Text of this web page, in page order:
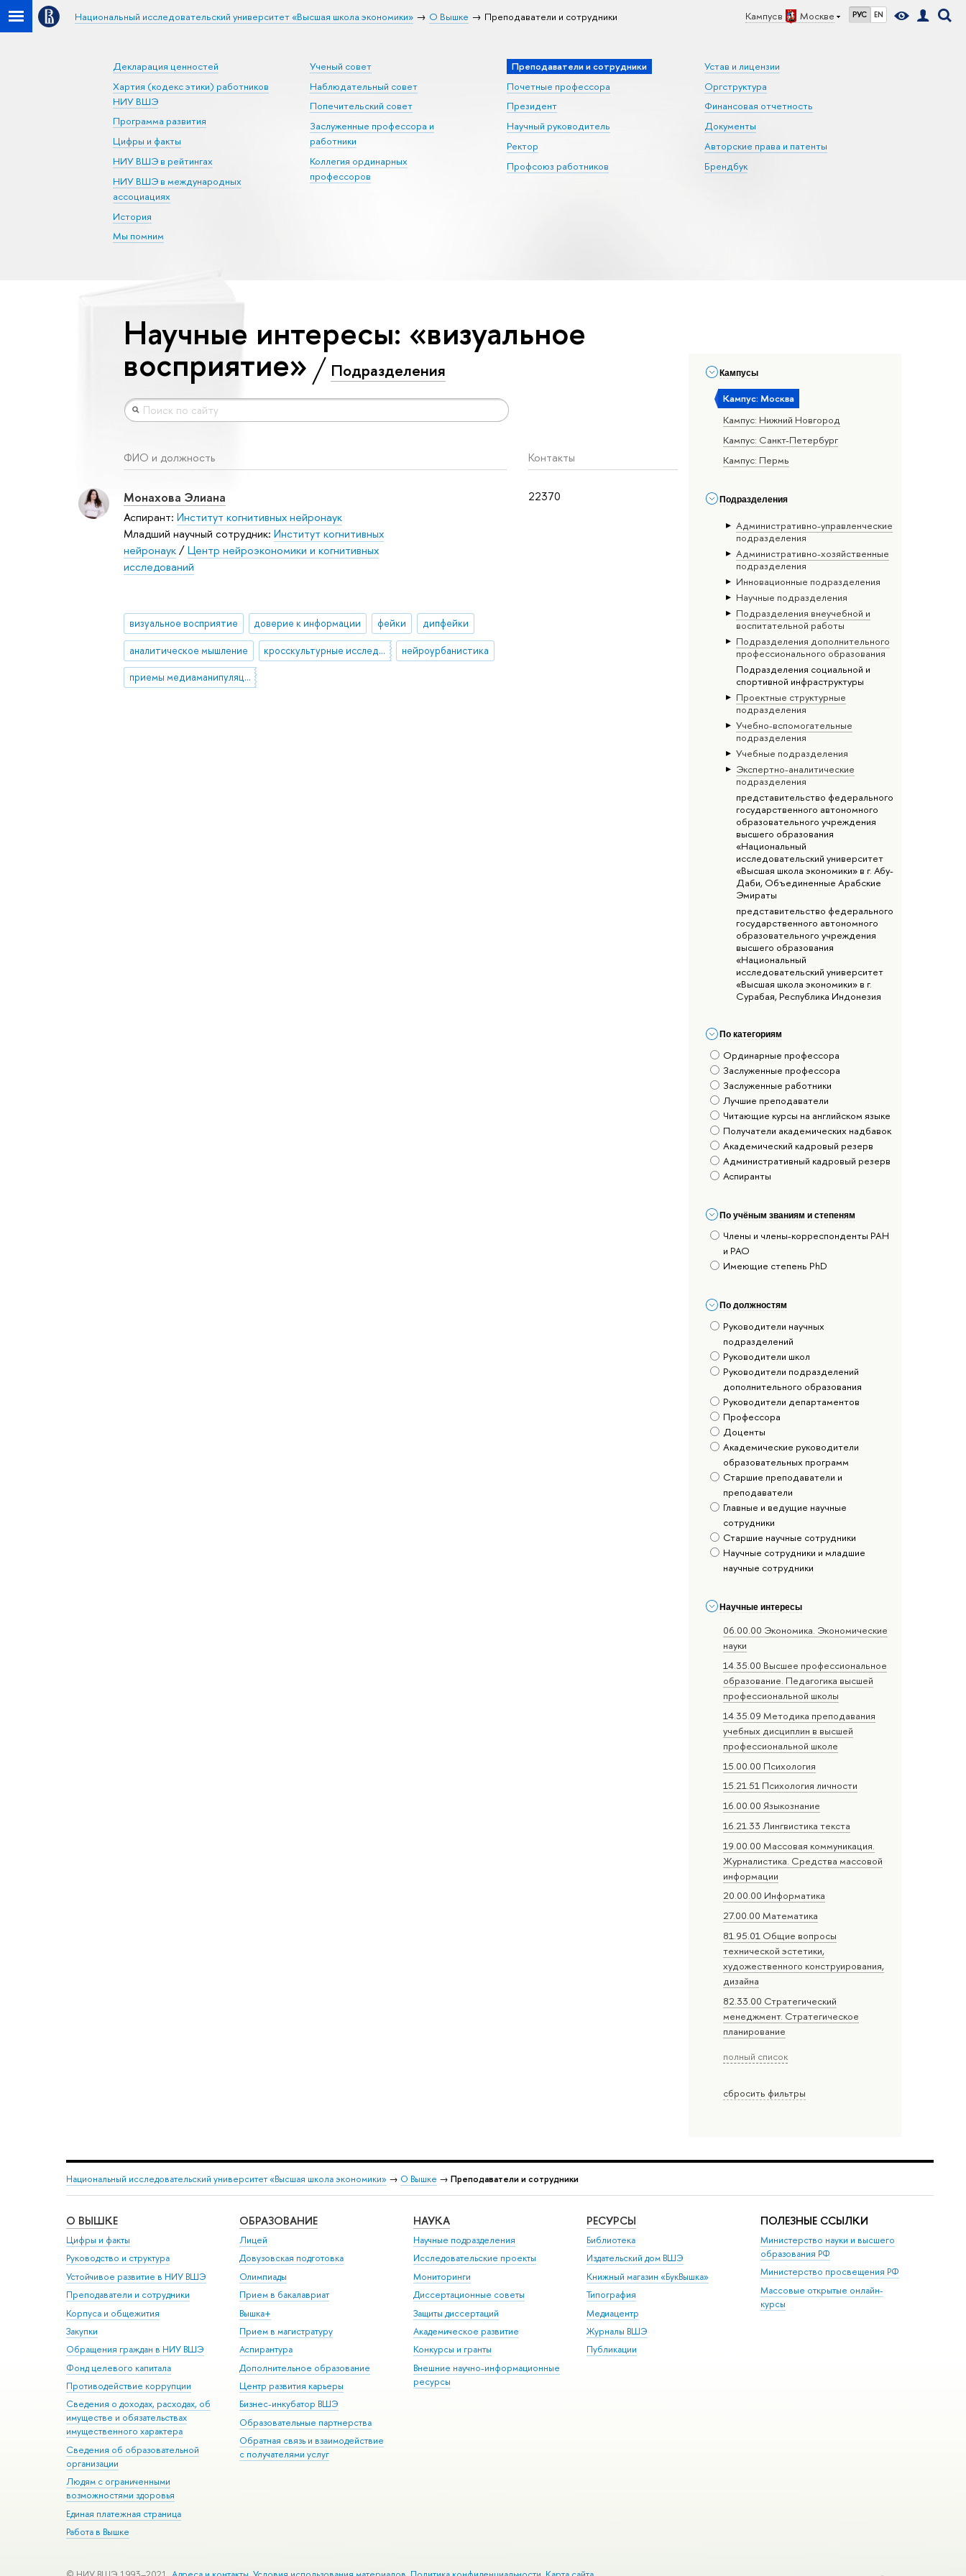
Кампус в Москве РУС EN
Национальный исследовательский университет «Высшая школа экономики» О Вышке Преподаватели и сотрудники
Декларация ценностей
Хартия (кодекс этики) работников
НИУ ВШЭ
Программа развития
Цифры и факты
НИУ ВШЭ в рейтингах
НИУ ВШЭ в международных
ассоциациях
История
Мы помним
Ученый совет
Наблюдательный совет
Попечительский совет
Заслуженные профессора и
работники
Коллегия ординарных
профессоров
Преподаватели и сотрудники
Почетные профессора
Президент
Научный руководитель
Ректор
Профсоюз работников
Устав и лицензии
Оргструктура
Финансовая отчетность
Документы
Авторские права и патенты
Брендбук
Кампусы
Кампус: Москва
Кампус: Нижний Новгород
Кампус: Санкт-Петербург
Кампус: Пермь
Подразделения
Административно-управленческие
подразделения
Административно-хозяйственные
подразделения
Инновационные подразделения
Научные подразделения
Подразделения внеучебной и
воспитательной работы
Подразделения дополнительного
профессионального образования
Подразделения социальной и
спортивной инфраструктуры
Проектные структурные
подразделения
Учебно-вспомогательные
подразделения
Учебные подразделения
Экспертно-аналитические
подразделения
представительство федерального
государственного автономного
образовательного учреждения
высшего образования
«Национальный
исследовательский университет
«Высшая школа экономики» в г. Абу-
Даби, Объединенные Арабские
Эмираты
представительство федерального
государственного автономного
образовательного учреждения
высшего образования
«Национальный
исследовательский университет
«Высшая школа экономики» в г.
Сурабая, Республика Индонезия
По категориям
Ординарные профессора
Заслуженные профессора
Заслуженные работники
Лучшие преподаватели
Читающие курсы на английском языке
Получатели академических надбавок
Академический кадровый резерв
Административный кадровый резерв
Аспиранты
По учёным званиям и степеням
Члены и члены-корреспонденты РАН
и РАО
Имеющие степень PhD
По должностям
Руководители научных
подразделений
Руководители школ
Руководители подразделений
дополнительного образования
Руководители департаментов
Профессора
Доценты
Академические руководители
образовательных программ
Старшие преподаватели и
преподаватели
Главные и ведущие научные
сотрудники
Старшие научные сотрудники
Научные сотрудники и младшие
научные сотрудники
Научные интересы
06.00.00 Экономика. Экономические
науки
14.35.00 Высшее профессиональное
образование. Педагогика высшей
профессиональной школы
14.35.09 Методика преподавания
учебных дисциплин в высшей
профессиональной школе
15.00.00 Психология
15.21.51 Психология личности
16.00.00 Языкознание
16.21.33 Лингвистика текста
19.00.00 Массовая коммуникация.
Журналистика. Средства массовой
информации
20.00.00 Информатика
27.00.00 Математика
81.95.01 Общие вопросы
технической эстетики,
художественного конструирования,
дизайна
82.33.00 Стратегический
менеджмент. Стратегическое
планирование
полный список
сбросить фильтры
Научные интересы: «визуальное
восприятие» Подразделения
ФИО и должность Контакты
22370
Монахова Элиана
Аспирант: Институт когнитивных нейронаук
Младший научный сотрудник: Институт когнитивных
нейронаук/Центр нейроэкономики и когнитивных
исследований
визуальное восприятие доверие к информации фейки дипфейки
аналитическое мышление кросскультурные исследования нейроурбанистика
приемы медиаманипуляции
Национальный исследовательский университет «Высшая школа экономики» → О Вышке → Преподаватели и сотрудники
О ВЫШКЕ
Цифры и факты
Руководство и структура
Устойчивое развитие в НИУ ВШЭ
Преподаватели и сотрудники
Корпуса и общежития
Закупки
Обращения граждан в НИУ ВШЭ
Фонд целевого капитала
Противодействие коррупции
Сведения о доходах, расходах, об
имуществе и обязательствах
имущественного характера
Сведения об образовательной
организации
Людям с ограниченными
возможностями здоровья
Единая платежная страница
Работа в Вышке
ОБРАЗОВАНИЕ
Лицей
Довузовская подготовка
Олимпиады
Прием в бакалавриат
Вышка+
Прием в магистратуру
Аспирантура
Дополнительное образование
Центр развития карьеры
Бизнес-инкубатор ВШЭ
Образовательные партнерства
Обратная связь и взаимодействие
с получателями услуг
НАУКА
Научные подразделения
Исследовательские проекты
Мониторинги
Диссертационные советы
Защиты диссертаций
Академическое развитие
Конкурсы и гранты
Внешние научно-информационные
ресурсы
РЕСУРСЫ
Библиотека
Издательский дом ВШЭ
Книжный магазин «БукВышка»
Типография
Медиацентр
Журналы ВШЭ
Публикации
ПОЛЕЗНЫЕ ССЫЛКИ
Министерство науки и высшего
образования РФ
Министерство просвещения РФ
Массовые открытые онлайн-
курсы